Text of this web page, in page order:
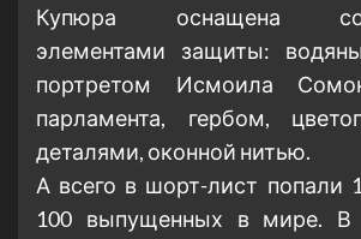
Купюра оснащена
элементами защиты:
портретом Исмоила
парламента, гербом,
деталями, оконной нитью.
А всего в шорт-лист попали
100 выпущенных в мире. В